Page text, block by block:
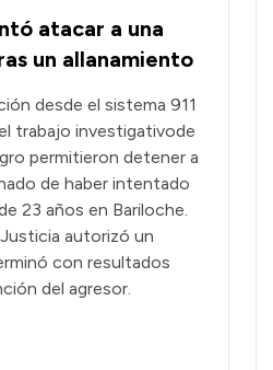
atacar a una
un allanamiento
desde el sistema 911
trabajo investigativode
permitieron detener a
de haber intentado
23 años en Bariloche.
autorizó un
con resultados
del agresor.